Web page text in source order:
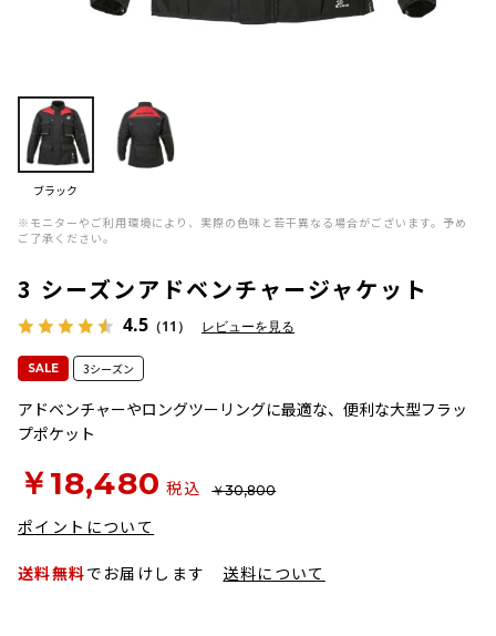
ブラック
※モニターやご利用環境により、実際の色味と若干異なる場合がございます。予め
ご了承ください。
SALE 3シーズン
アドベンチャーやロングツーリングに最適な、便利な大型フラッ
プポケット
3 シーズンアドベンチャージャケット
4.5 （11） レビューを見る
￥18,480 税込 ￥30,800
ポイントについて
送料無料でお届けします 送料について